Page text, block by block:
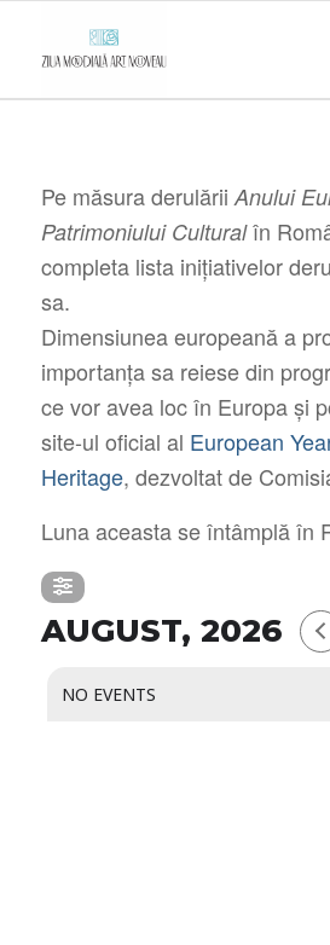
Pe măsura derulăriiAnului
Patrimoniului Culturalîn
completa lista inițiativelor
sa.
Dimensiunea europeană a
importanța sa reiese din
ce vor avea loc în Europa și
site-ul oficial al European
Heritage, dezvoltat de
Luna aceasta se întâmplă în
AUGUST, 2026
NO EVENTS